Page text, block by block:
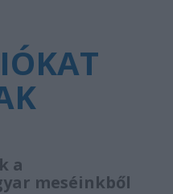
a
meséinkből